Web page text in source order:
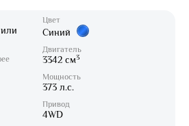
Цвет
Синий
Двигатель
3342 см3
Мощность
373 л.с.
Привод
4WD